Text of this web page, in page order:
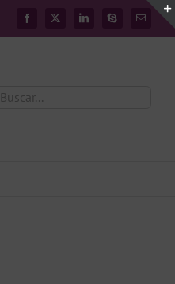
Facebook
X LinkedInSkype
Correo